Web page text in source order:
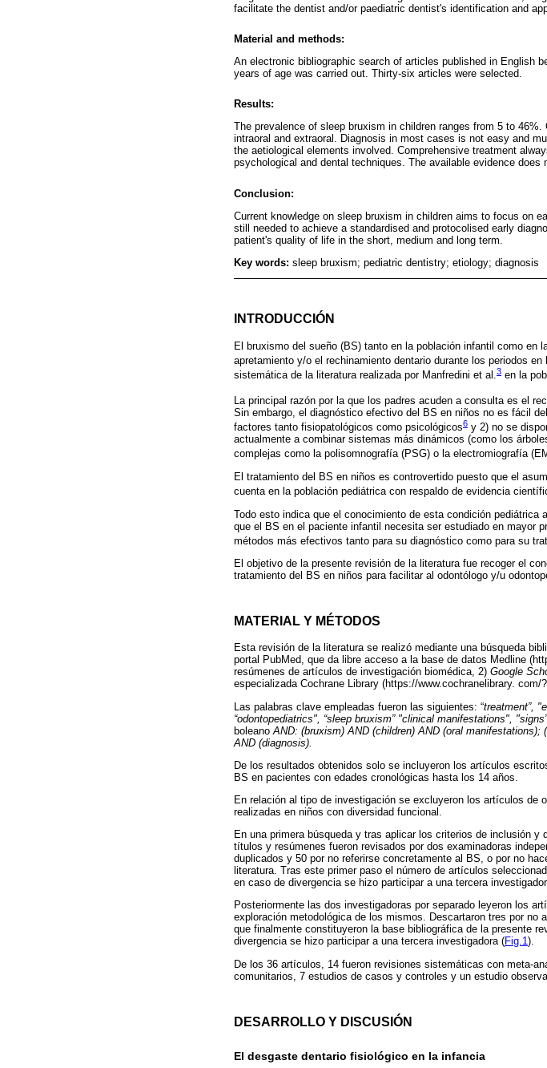
facilitate the dentist and/or paediatric dentist's identification and
Material and methods:
An electronic bibliographic search of articles published in English
years of age was carried out. Thirty-six articles were selected.
Results:
The prevalence of sleep bruxism in children ranges from 5 to
intraoral and extraoral. Diagnosis in most cases is not easy and
the aetiological elements involved. Comprehensive treatment
psychological and dental techniques. The available evidence
Conclusion:
Current knowledge on sleep bruxism in children aims to focus on
still needed to achieve a standardised and protocolised early
patient's quality of life in the short, medium and long term.
Key words: sleep bruxism; pediatric dentistry; etiology; diagnosis
INTRODUCCIÓN
El bruxismo del sueño (BS) tanto en la población infantil como en
apretamiento y/o el rechinamiento dentario durante los periodos
sistemática de la literatura realizada por Manfredini et al.3 en la
La principal razón por la que los padres acuden a consulta es el
Sin embargo, el diagnóstico efectivo del BS en niños no es fácil
factores tanto fisiopatológicos como psicológicos6 y 2) no se
actualmente a combinar sistemas más dinámicos (como los
complejas como la polisomnografía (PSG) o la electromiografía
El tratamiento del BS en niños es controvertido puesto que el
cuenta en la población pediátrica con respaldo de evidencia
Todo esto indica que el conocimiento de esta condición
que el BS en el paciente infantil necesita ser estudiado en mayor
métodos más efectivos tanto para su diagnóstico como para su
El objetivo de la presente revisión de la literatura fue recoger el
tratamiento del BS en niños para facilitar al odontólogo y/u
MATERIAL Y MÉTODOS
Esta revisión de la literatura se realizó mediante una búsqueda
portal PubMed, que da libre acceso a la base de datos Medline
resúmenes de artículos de investigación biomédica, 2) Google
especializada Cochrane Library (https://www.cochranelibrary. com/
Las palabras clave empleadas fueron las siguientes: “treatment”,
“odontopediatrics", “sleep bruxism” "clinical manifestations", "signs”
boleano AND: (bruxism) AND (children) AND (oral
AND (diagnosis).
De los resultados obtenidos solo se incluyeron los artículos
BS en pacientes con edades cronológicas hasta los 14 años.
En relación al tipo de investigación se excluyeron los artículos de
realizadas en niños con diversidad funcional.
En una primera búsqueda y tras aplicar los criterios de inclusión
títulos y resúmenes fueron revisados por dos examinadoras
duplicados y 50 por no referirse concretamente al BS, o por no
literatura. Tras este primer paso el número de artículos
en caso de divergencia se hizo participar a una tercera
Posteriormente las dos investigadoras por separado leyeron los
exploración metodológica de los mismos. Descartaron tres por
que finalmente constituyeron la base bibliográfica de la presente
divergencia se hizo participar a una tercera investigadora (Fig.1).
De los 36 artículos, 14 fueron revisiones sistemáticas con meta-
comunitarios, 7 estudios de casos y controles y un estudio
DESARROLLO Y DISCUSIÓN
El desgaste dentario fisiológico en la infancia